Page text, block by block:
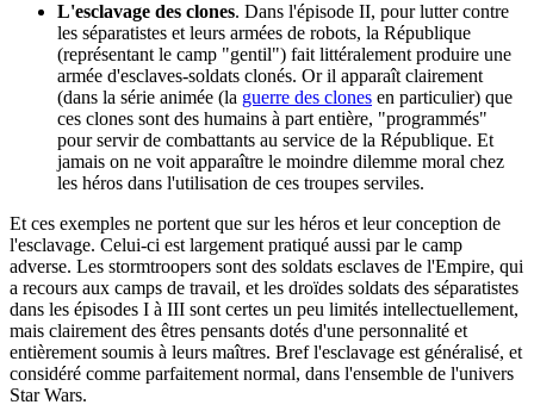
L'esclavage des clones. Dans l'épisode II, pour lutter contre
les séparatistes et leurs armées de robots, la République
(représentant le camp "gentil") fait littéralement produire une
armée d'esclaves-soldats clonés. Or il apparaît clairement
(dans la série animée (la guerre des clones en particulier) que
ces clones sont des humains à part entière, "programmés"
pour servir de combattants au service de la République. Et
jamais on ne voit apparaître le moindre dilemme moral chez
les héros dans l'utilisation de ces troupes serviles.
Et ces exemples ne portent que sur les héros et leur conception de
l'esclavage. Celui-ci est largement pratiqué aussi par le camp
adverse. Les stormtroopers sont des soldats esclaves de l'Empire, qui
a recours aux camps de travail, et les droïdes soldats des séparatistes
dans les épisodes I à III sont certes un peu limités intellectuellement,
mais clairement des êtres pensants dotés d'une personnalité et
entièrement soumis à leurs maîtres. Bref l'esclavage est généralisé, et
considéré comme parfaitement normal, dans l'ensemble de l'univers
Star Wars.